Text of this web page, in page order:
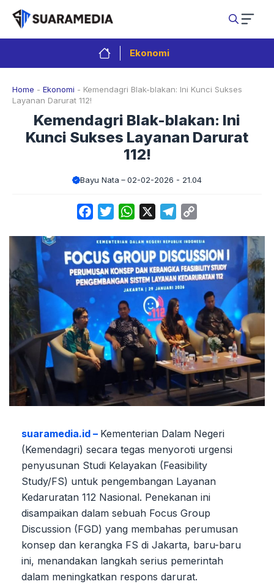
Langsung
isi
Ekonomi
Home - Ekonomi - Kemendagri Blak-blakan: Ini Kunci Sukses
Layanan Darurat 112!
Kemendagri Blak-blakan: Ini
Kunci Sukses Layanan Darurat
112!
Bayu Nata 02-02-2026 - 21.04
FacebookTwitterWhatsApp Telegram
suaramedia.id – Kementerian Dalam Negeri
(Kemendagri) secara tegas menyoroti urgensi
penyusunan Studi Kelayakan (Feasibility
Study/FS) untuk pengembangan Layanan
Kedaruratan 112 Nasional. Penekanan ini
disampaikan dalam sebuah Focus Group
Discussion (FGD) yang membahas perumusan
konsep dan kerangka FS di Jakarta, baru-baru
ini, menandakan langkah serius pemerintah
dalam meningkatkan respons darurat.